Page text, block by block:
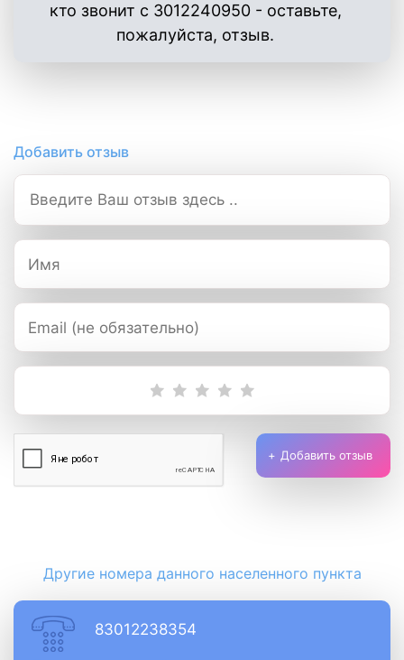
кто звонит с 3012240950 - оставьте,
пожалуйста, отзыв.
Добавить отзыв
Добавить отзыв
Другие номера данного населенного пункта
83012238354